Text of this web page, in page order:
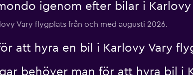
igenom efter bilar i Karlovy
Vary flygplats från och med augusti 2026.
att hyra en bil i Karlovy Vary
behöver man för att hyra bil i